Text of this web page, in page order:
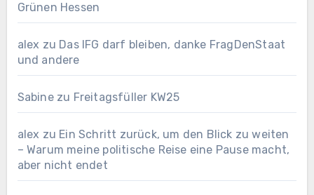
Grünen Hessen
alex zu Das IFG darf bleiben, danke FragDenStaat
und andere
Sabinezu Freitagsfüller KW25
alex zu Ein Schritt zurück, um den Blick zu weiten
– Warum meine politische Reise eine Pause macht,
aber nicht endet